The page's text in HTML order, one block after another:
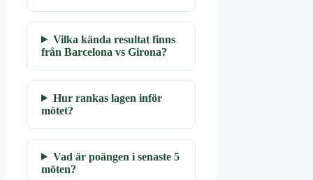
Vilka kända resultat finns
från Barcelona vs Girona?
Hur rankas lagen inför
mötet?
Vad är poängen i senaste 5
möten?